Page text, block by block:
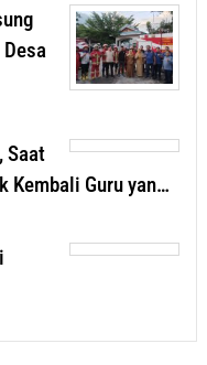
Saat
Kembali Guru yan…